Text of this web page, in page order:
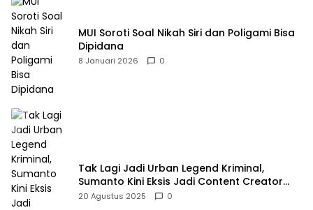
MUI Soroti Soal Nikah Siri dan Poligami Bisa
Dipidana
8 Januari 2026 0
Tak Lagi Jadi Urban Legend Kriminal,
Sumanto Kini Eksis Jadi Content Creator
Mukbang
20 Agustus 2025 0